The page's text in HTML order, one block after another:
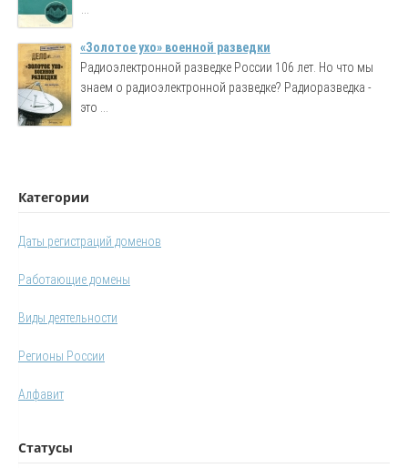
...
«Золотое ухо» военной разведки
Радиоэлектронной разведке России 106 лет. Но что мы
знаем о радиоэлектронной разведке? Радиоразведка -
это ...
Категории
Даты регистраций доменов
Работающие домены
Виды деятельности
Регионы России
Алфавит
Статусы